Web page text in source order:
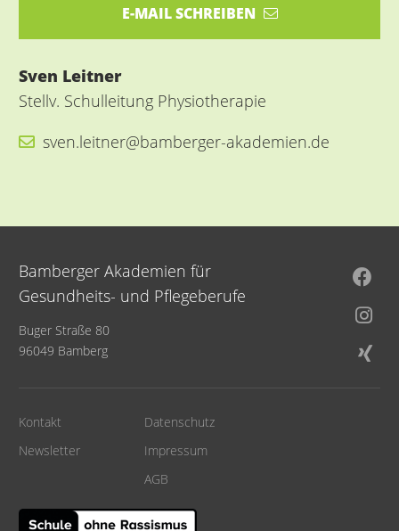
E-MAIL SCHREIBEN
Sven Leitner
Stellv. Schulleitung Physiotherapie
sven.leitner@bamberger-akademien.de
Bamberger Akademien für
Gesundheits- und Pflegeberufe
Buger Straße 80
96049 Bamberg
Kontakt
Newsletter
Datenschutz
Impressum
AGB